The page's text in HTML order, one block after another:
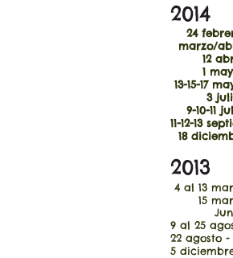
2014
24
marzo/
12 abril
1 mayo -
13-15-17
3 julio -
9-10-11
11-12-13
18
2013
4 al 13
15 marzo
Junio -
9 al 25
22 agosto -
5